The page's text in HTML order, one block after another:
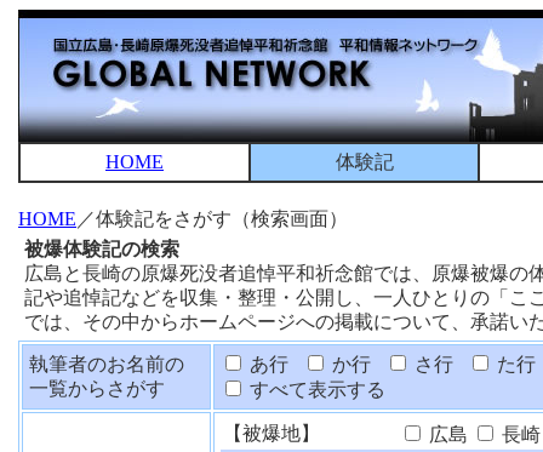
HOME 体験記
HOME ／体験記をさがす（検索画面）
被爆体験記の検索
広島と長崎の原爆死没者追悼平和祈念館では、原爆被爆
記や追悼記などを収集・整理・公開し、一人ひとりの「
では、その中からホームページへの掲載について、承諾い
執筆者のお名前の
一覧からさがす
あ行 か行 さ行
た行
すべて表示する
【被爆地】 広島
長崎